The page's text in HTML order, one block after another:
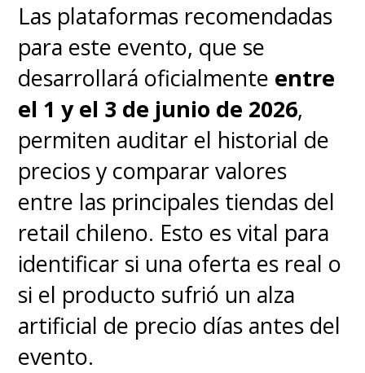
Las plataformas recomendadas
para este evento, que se
desarrollará oficialmente entre
el 1 y el 3 de junio de 2026,
permiten auditar el historial de
precios y comparar valores
entre las principales tiendas del
retail chileno. Esto es vital para
identificar si una oferta es real o
si el producto sufrió un alza
artificial de precio días antes del
evento.